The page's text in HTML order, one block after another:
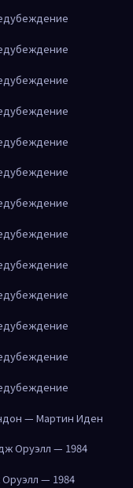
— Мартин Иден
Оруэлл — 1984
— 1984